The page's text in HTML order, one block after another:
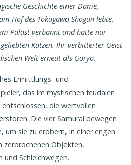
Geschichte einer Dame,
Hof des Tokugawa Shōgun lebte.
Palast verbannt und hatte nur
Katzen. Ihr verbitterter Geist
Welt erneut als Goryō.
Ermittlungs- und
das im mystischen feudalen
die wertvollen
Die vier Samurai bewegen
um sie zu erobern, in einer engen
zerbrochenen Objekten,
Schleichwegen.